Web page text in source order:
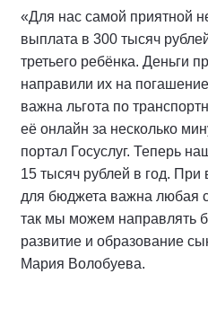
«Для нас самой приятной
выплата в 300 тысяч
третьего ребёнка. Деньги
направили их на
важна льгота по
её онлайн за несколько
портал Госуслуг. Теперь
15 тысяч рублей в год. При
для бюджета важна любая
так мы можем направлять
развитие и образование
Мария Волобуева.